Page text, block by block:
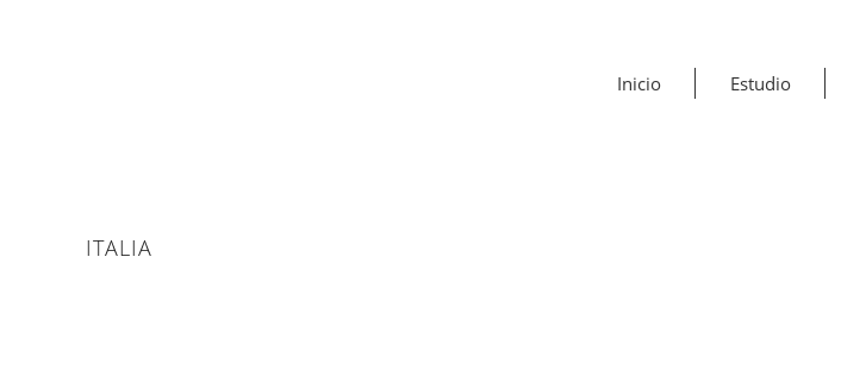
Inicio Estudio
ITALIA